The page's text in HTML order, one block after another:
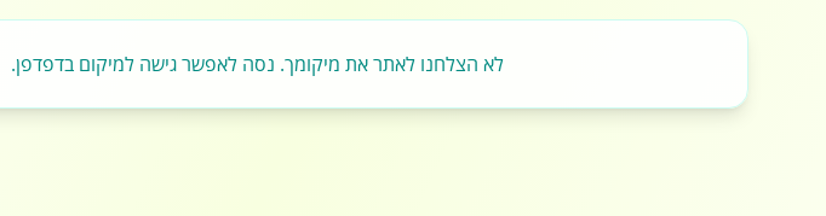
לא הצלחנו לאתר את מיקומך. נסה לאפשר גישה למיקום בדפדפן.